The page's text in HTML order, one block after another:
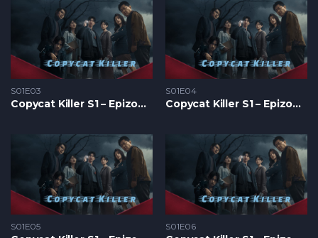
S01E03
Copycat Killer S1 – Epizoda 03
S01E04
Copycat Killer S1 – Epizoda 04
S01E05 S01E06